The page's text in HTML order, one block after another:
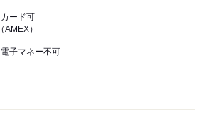
カード可
（AMEX）
電子マネー不可